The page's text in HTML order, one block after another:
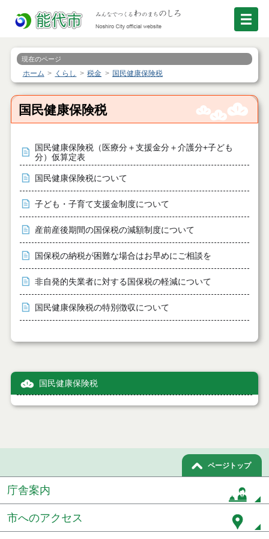
現在のページ
ホーム くらし 税金 国民健康保険税
国民健康保険税
国民健康保険税（医療分＋支援金分＋介護分+子ども
分）仮算定表
国民健康保険税について
子ども・子育て支援金制度について
産前産後期間の国保税の減額制度について
国保税の納税が困難な場合はお早めにご相談を
非自発的失業者に対する国保税の軽減について
国民健康保険税の特別徴収について
国民健康保険税
ページトップ
庁舎案内
市へのアクセス